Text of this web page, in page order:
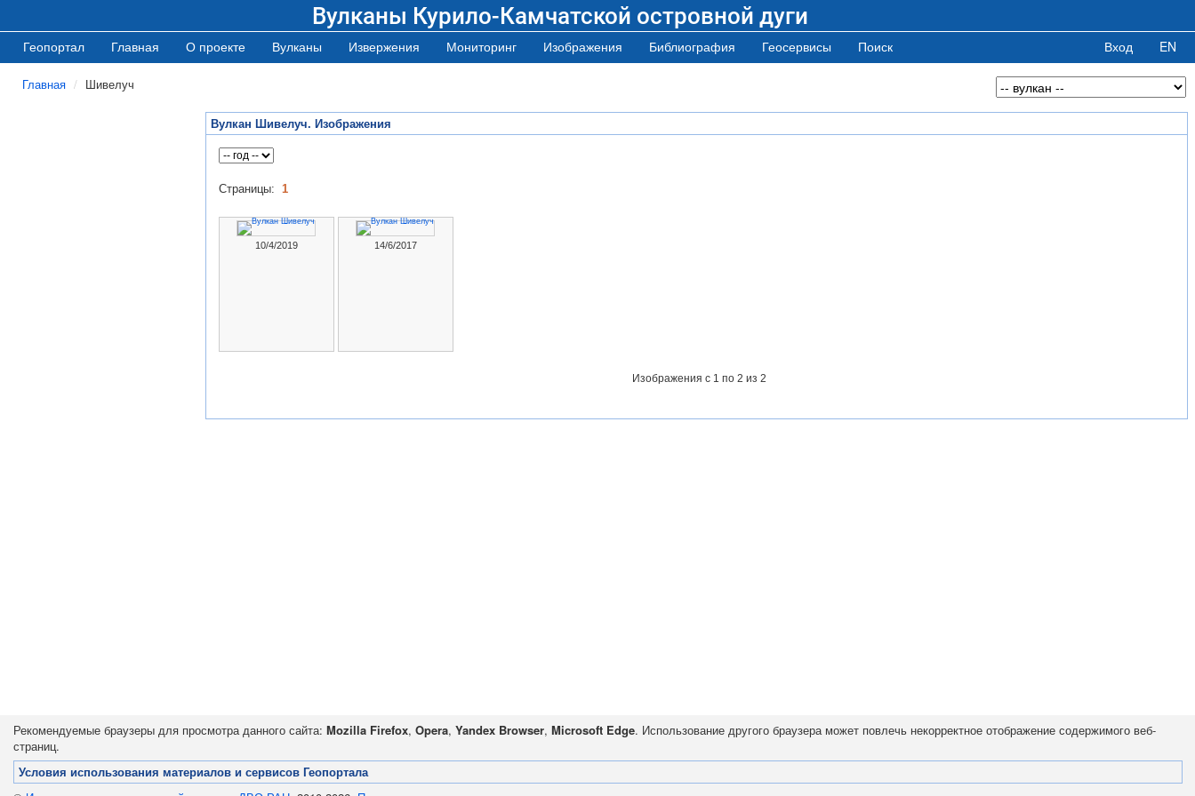
Вулканы Курило-Камчатской островной дуги
Геопортал Главная О проекте Вулканы Извержения Мониторинг Изображения Библиография Геосервисы Поиск Вход EN
Главная Шивелуч
Вулкан Шивелуч. Изображения
Страницы: 1
10/4/2019 14/6/2017
Изображения с 1 по 2 из 2
Рекомендуемые браузеры для просмотра данного сайта: Mozilla Firefox, Opera, Yandex Browser, Microsoft Edge. Использование другого браузера может повлечь некорректное отображение содержимого веб-
страниц.
Условия использования материалов и сервисов Геопортала